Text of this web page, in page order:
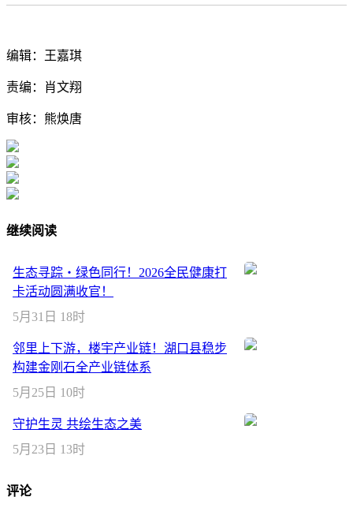
编辑：王嘉琪
责编：肖文翔
审核：熊焕唐
继续阅读
生态寻踪・绿色同行！2026全民健康打
卡活动圆满收官！
5月31日 18时
邻里上下游，楼宇产业链！湖口县稳步
构建金刚石全产业链体系
5月25日 10时
守护生灵 共绘生态之美
5月23日 13时
评论